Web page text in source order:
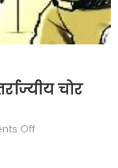
चोर
Offon